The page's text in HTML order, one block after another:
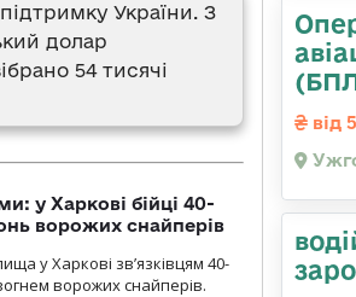
України. З
долар
54 тисячі
у Харкові бійці 40-
ворожих снайперів
у Харкові зв’язківцям 40-
ворожих снайперів.
від